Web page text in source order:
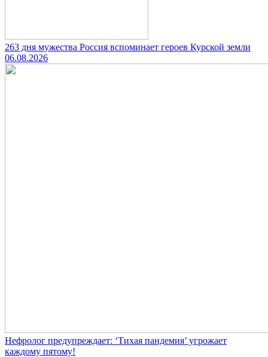
263 дня мужества Россия вспоминает героев Курской земли
06.08.2026
Нефролог предупреждает: ‘Тихая пандемия’ угрожает
каждому пятому!